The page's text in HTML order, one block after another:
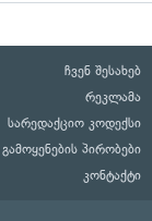
ჩვენ შესახებ
რეკლამა
სარედაქციო კოდექსი
პირობები
კონტაქტი